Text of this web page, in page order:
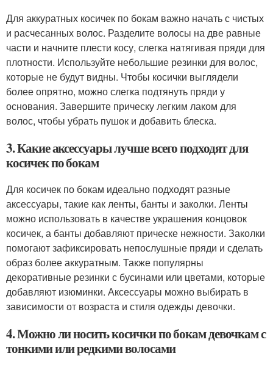
Для аккуратных косичек по бокам важно начать с чистых
и расчесанных волос. Разделите волосы на две равные
части и начните плести косу, слегка натягивая пряди для
плотности. Используйте небольшие резинки для волос,
которые не будут видны. Чтобы косички выглядели
более опрятно, можно слегка подтянуть пряди у
основания. Завершите прическу легким лаком для
волос, чтобы убрать пушок и добавить блеска.
3. Какие аксессуары лучше всего подходят для
косичек по бокам
Для косичек по бокам идеально подходят разные
аксессуары, такие как ленты, банты и заколки. Ленты
можно использовать в качестве украшения концовок
косичек, а банты добавляют прическе нежности. Заколки
помогают зафиксировать непослушные пряди и сделать
образ более аккуратным. Также популярны
декоративные резинки с бусинами или цветами, которые
добавляют изюминки. Аксессуары можно выбирать в
зависимости от возраста и стиля одежды девочки.
4. Можно ли носить косички по бокам девочкам с
тонкими или редкими волосами